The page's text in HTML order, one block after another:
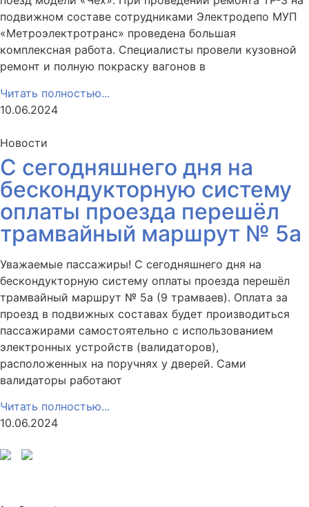
подвижном составе сотрудниками Электродепо МУП
«Метроэлектротранс» проведена большая
комплексная работа. Специалисты провели кузовной
ремонт и полную покраску вагонов в
Читать полностью...
10.06.2024
Новости
С сегодняшнего дня на
бескондукторную систему
оплаты проезда перешёл
трамвайный маршрут № 5а
Уважаемые пассажиры! С сегодняшнего дня на
бескондукторную систему оплаты проезда перешёл
трамвайный маршрут № 5а (9 трамваев). Оплата за
проезд в подвижных составах будет производиться
пассажирами самостоятельно с использованием
электронных устройств (валидаторов),
расположенных на поручнях у дверей. Сами
валидаторы работают
Читать полностью...
10.06.2024